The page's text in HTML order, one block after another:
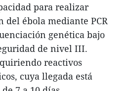
para realizar
del ébola mediante PCR
genética bajo
de nivel III.
reactivos
cuya llegada está